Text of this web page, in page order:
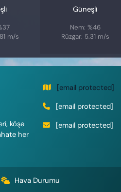
m/s
Güneşli
Nem: %46
Rüzgar: 5.31 m/s
köşe
her
[email protected]
[email protected]
[email protected]
Hava Durumu